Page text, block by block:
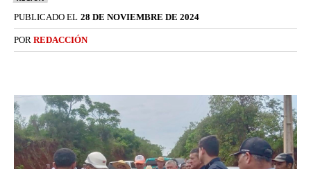
PUBLICADO EL 28 DE NOVIEMBRE DE 2024
POR REDACCIÓN